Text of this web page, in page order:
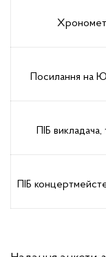
Посилання на
ПІБ
ПІБ